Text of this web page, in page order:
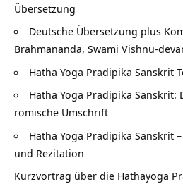
Übersetzung
Deutsche Übersetzung plus
Brahmananda, Swami Vishnu-
Hatha Yoga Pradipika Sanskrit
Hatha Yoga Pradipika Sanskrit:
römische Umschrift
Hatha Yoga Pradipika Sanskrit
und Rezitation
Kurzvortrag über die Hathayoga